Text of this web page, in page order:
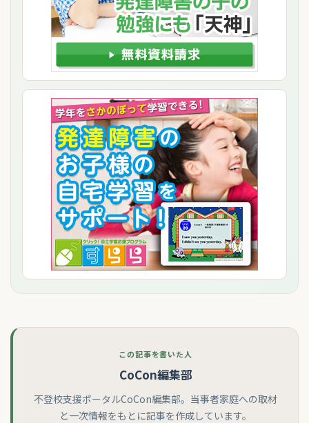
この記事を書いた人
CoCon編集部
不登校支援ポータルCoCon編集部。当事者家庭への取材
と一次情報をもとに記事を作成しています。